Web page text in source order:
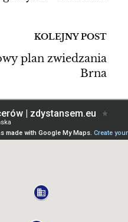
KOLEJNY POST
plan zwiedzania
Brna